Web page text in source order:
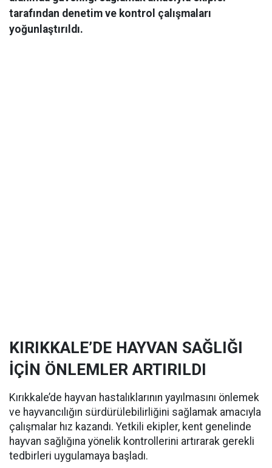
tarafından denetim ve kontrol çalışmaları
yoğunlaştırıldı.
KIRIKKALE’DE HAYVAN SAĞLIĞI
İÇİN ÖNLEMLER ARTIRILDI
Kırıkkale’de hayvan hastalıklarının yayılmasını önlemek
ve hayvancılığın sürdürülebilirliğini sağlamak amacıyla
çalışmalar hız kazandı. Yetkili ekipler, kent genelinde
hayvan sağlığına yönelik kontrollerini artırarak gerekli
tedbirleri uygulamaya başladı.